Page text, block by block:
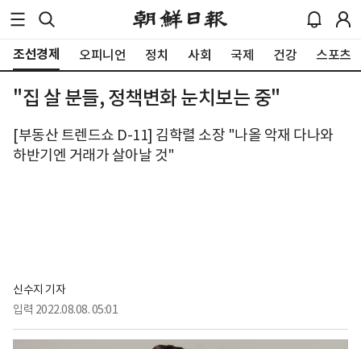
조선경제 오피니언 정치 사회 국제 건강 스포츠
"집 살 분들, 정책변화 눈치보는 중"
[부동산 트렌드쇼 D-11] 김학렬 소장 "나올 악재 다나와
하반기엔 거래가 살아날 것"
신수지 기자
입력 2022.08.08. 05:01